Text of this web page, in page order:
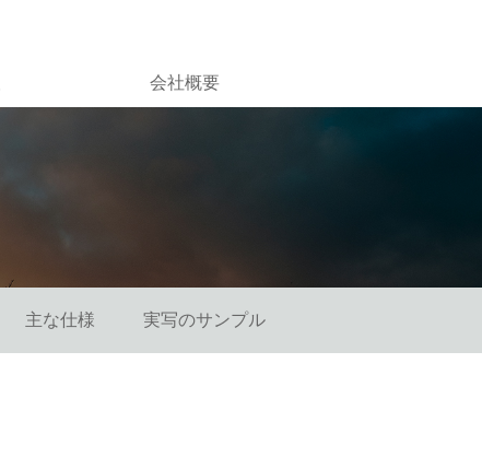
会社概要
主な仕様 実写のサンプル